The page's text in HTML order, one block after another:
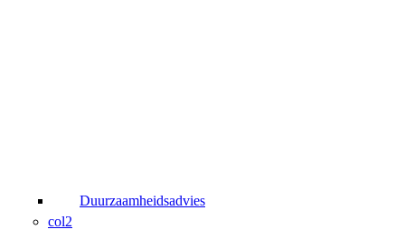
Duurzaamheidsadvies
col2